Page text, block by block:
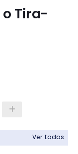
o Tira-
Ver todos